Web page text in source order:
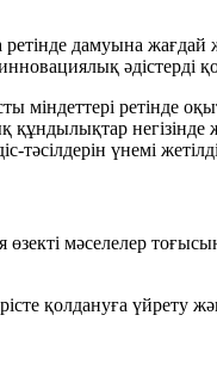
дамуына жағдай
әдістерді
ретінде
тәсілдерін үнемі
мәселелер
қолдануға үйрету